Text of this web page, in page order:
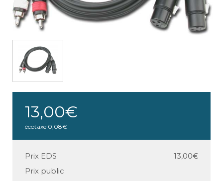
13,00€
écotaxe 0,08€
Prix EDS
13,00€
Prix public